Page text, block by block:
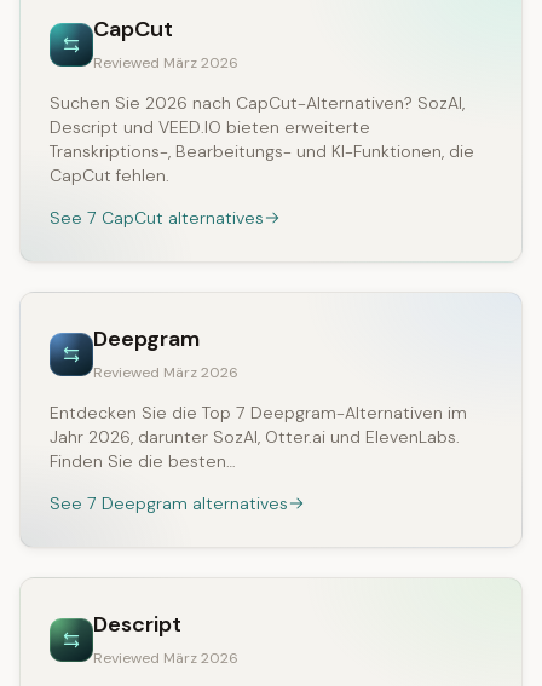
CapCut
Reviewed März 2026
Suchen Sie 2026 nach CapCut-Alternativen? SozAI,
Descript und VEED.IO bieten erweiterte
Transkriptions-, Bearbeitungs- und KI-Funktionen, die
CapCut fehlen.
See 7 CapCut alternatives
Deepgram
Reviewed März 2026
Entdecken Sie die Top 7 Deepgram-Alternativen im
Jahr 2026, darunter SozAI, Otter.ai und ElevenLabs.
Finden Sie die besten…
See 7 Deepgram alternatives
Descript
Reviewed März 2026